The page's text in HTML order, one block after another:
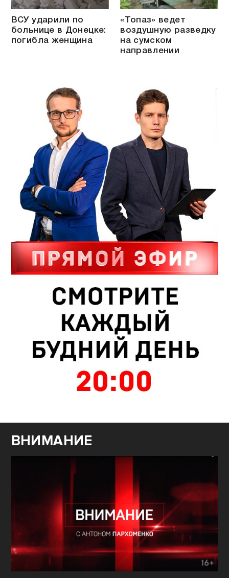
ВСУ ударили по
больнице в Донецке:
погибла женщина
«Топаз» ведет
воздушную разведку
на сумском
направлении
ВНИМАНИЕ